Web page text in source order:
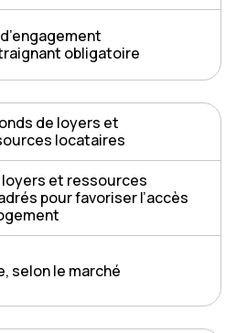
obligatoire
de loyers et
locataires
loyers et ressources
pour favoriser l’accès
selon le marché